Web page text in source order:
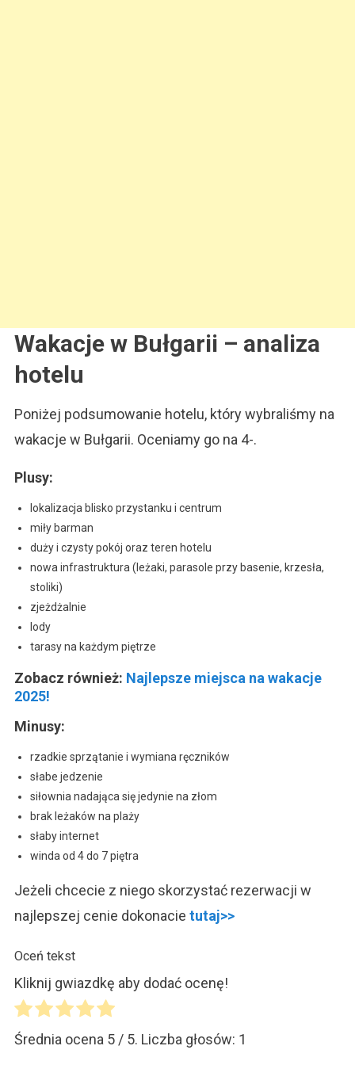
Wakacje w Bułgarii – analiza
hotelu
Poniżej podsumowanie hotelu, który wybraliśmy na
wakacje w Bułgarii. Oceniamy go na 4-.
Plusy:
lokalizacja blisko przystanku i centrum
miły barman
duży i czysty pokój oraz teren hotelu
nowa infrastruktura (leżaki, parasole przy basenie, krzesła,
stoliki)
zjeżdżalnie
lody
tarasy na każdym piętrze
Zobacz również: Najlepsze miejsca na wakacje
2025!
Minusy:
rzadkie sprzątanie i wymiana ręczników
słabe jedzenie
siłownia nadająca się jedynie na złom
brak leżaków na plaży
słaby internet
winda od 4 do 7 piętra
Jeżeli chcecie z niego skorzystać rezerwacji w
najlepszej cenie dokonacie tutaj>>
Oceń tekst
Kliknij gwiazdkę aby dodać ocenę!
Średnia ocena 5/ 5. Liczba głosów: 1